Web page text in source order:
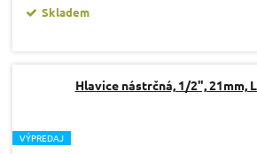
Skladem
Hlavice nástrčná, 1/2", 21mm,
VÝPREDAJ